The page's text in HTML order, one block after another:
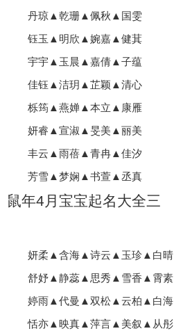
丹琼▲乾珊▲佩秋▲国雯
钰玉▲明欣▲婉嘉▲健萁
宇宇▲玉晨▲嘉倩▲子蕴
佳钰▲洁玥▲芷颖▲清心
栎筠▲燕婵▲本立▲康雁
妍睿▲宣淑▲旻美▲丽美
丰云▲雨蓓▲青冉▲佳汐
芳雪▲梦娴▲书萱▲丞真
鼠年4月宝宝起名大全三
妍柔▲含海▲诗云▲玉珍▲白晴
舒妤▲静蕊▲思秀▲雪香▲霄素
婷雨▲代曼▲双松▲云柏▲白海
恬亦▲映真▲萍言▲美叙▲从彤